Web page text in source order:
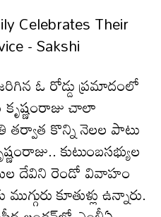
ఓ రోడ్డు ప్రమాదంలో
చాలా
త‌ర్వాత కొన్ని నెల‌ల పాటు
కుటుంబ‌స‌భ్యుల
దేవిని రెండో వివాహం
కూతుళ్లు ఉన్నారు.